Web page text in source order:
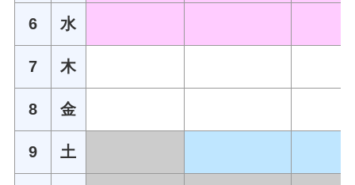
6 水
7 木
8 金
9 土